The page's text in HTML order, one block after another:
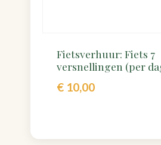
Fietsverhuur: Fiets 7
versnellingen (per
€ 10,00